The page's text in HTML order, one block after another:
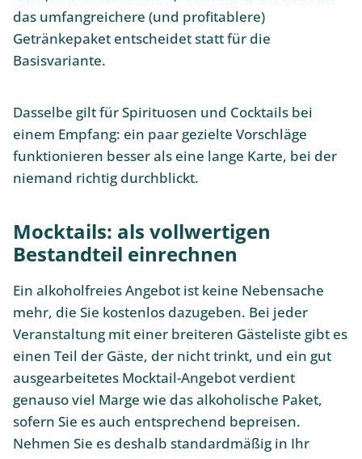
das umfangreichere (und profitablere)
Getränkepaket entscheidet statt für die
Basisvariante.
Dasselbe gilt für Spirituosen und Cocktails bei
einem Empfang: ein paar gezielte Vorschläge
funktionieren besser als eine lange Karte, bei der
niemand richtig durchblickt.
Mocktails: als vollwertigen
Bestandteil einrechnen
Ein alkoholfreies Angebot ist keine Nebensache
mehr, die Sie kostenlos dazugeben. Bei jeder
Veranstaltung mit einer breiteren Gästeliste gibt es
einen Teil der Gäste, der nicht trinkt, und ein gut
ausgearbeitetes Mocktail-Angebot verdient
genauso viel Marge wie das alkoholische Paket,
sofern Sie es auch entsprechend bepreisen.
Nehmen Sie es deshalb standardmäßig in Ihr